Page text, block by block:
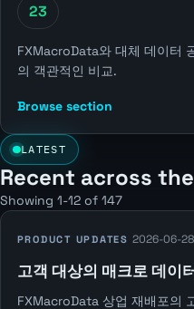
23
FXMacroData와 대체 데이터
의 객관적인 비교.
Browse section
LATEST
Recent across
Showing 1-12 of 147
PRODUCT UPDATES 2026-06-28
고객 대상의 매크로 데이
FXMacroData 상업 재배포의